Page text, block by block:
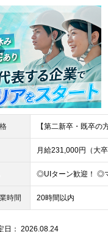
時間 20時間以内
日：2026.08.24